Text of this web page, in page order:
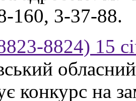
160, 3-37-88.
8824) 15
конкурс на